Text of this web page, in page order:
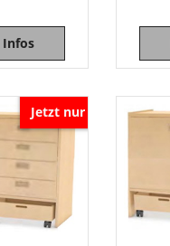
Infos
Jetzt nur